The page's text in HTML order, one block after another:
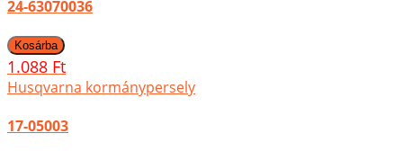
24-63070036
1.088 Ft
Husqvarna kormánypersely
17-05003